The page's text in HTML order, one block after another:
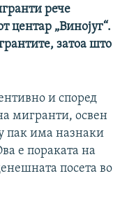
рече
центар „Винојуг“.
затоа што
и според
мигранти, освен
пак има назнаки
е пораката на
посета во